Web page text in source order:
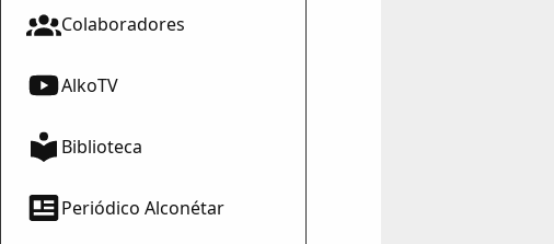
Colaboradores
AlkoTV
Biblioteca
Periódico Alconétar